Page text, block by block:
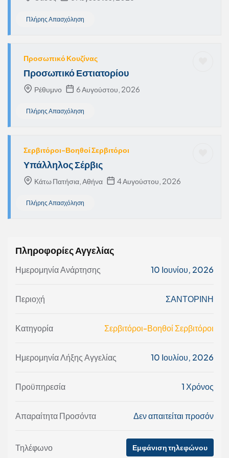
Πλήρης Απασχόληση
Προσωπικό Κουζίνας
Προσωπικό Εστιατορίου
Ρέθυμνο 6 Αυγούστου, 2026
Πλήρης Απασχόληση
Σερβιτόροι-Βοηθοί Σερβιτόροι
Υπάλληλος Σέρβις
Κάτω Πατήσια, Αθήνα 4 Αυγούστου, 2026
Πλήρης Απασχόληση
Πληροφορίες Αγγελίας
Ημερομηνία Ανάρτησης 10 Ιουνίου, 2026
Περιοχή ΣΑΝΤΟΡΙΝΗ
Κατηγορία Σερβιτόροι-Βοηθοί Σερβιτόροι
Ημερομηνία Λήξης Αγγελίας 10 Ιουλίου, 2026
Προϋπηρεσία 1 Χρόνος
Απαραίτητα Προσόντα Δεν απαιτείται προσόν
Τηλέφωνο Εμφάνιση τηλεφώνου